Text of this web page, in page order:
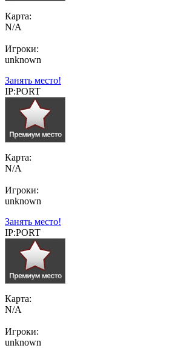
Карта:
N/A
Игроки:
unknown
Занять место!
IP:PORT
Карта:
N/A
Игроки:
unknown
Занять место!
IP:PORT
Карта:
N/A
Игроки:
unknown